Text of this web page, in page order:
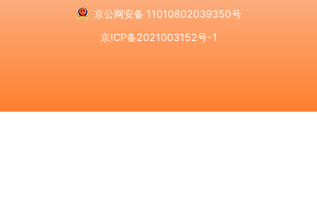
京公网安备 11010802039350号
京ICP备2021003152号-1